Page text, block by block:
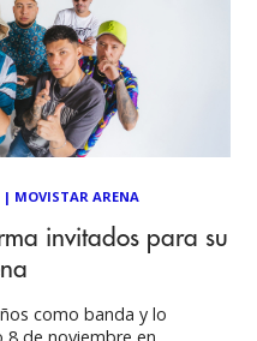
| MOVISTAR ARENA
invitados para su
como banda y lo